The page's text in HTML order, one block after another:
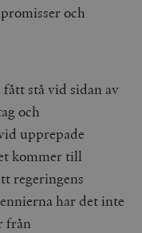
och
stå vid sidan av
och
upprepade
kommer till
regeringens
har det inte
från